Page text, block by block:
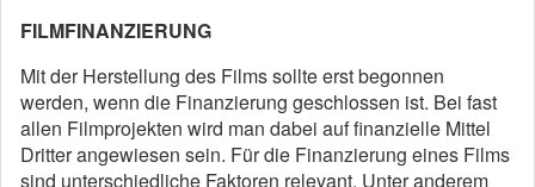
FILMFINANZIERUNG
Mit der Herstellung des Films sollte erst begonnen
werden, wenn die Finanzierung geschlossen ist. Bei fast
allen Filmprojekten wird man dabei auf finanzielle Mittel
Dritter angewiesen sein. Für die Finanzierung eines Films
sind unterschiedliche Faktoren relevant. Unter anderem